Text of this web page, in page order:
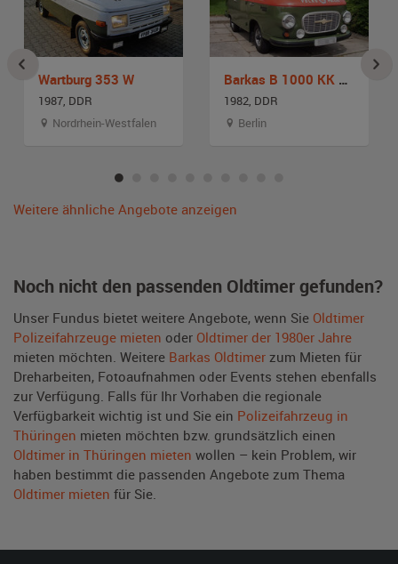
Wartburg 353 W
1987, DDR
Nordrhein-Westfalen
Barkas B 1000 KK VP
1982, DDR
Berlin
Weitere ähnliche Angebote anzeigen
Noch nicht den passenden Oldtimer gefunden?
Unser Fundus bietet weitere Angebote, wenn Sie Oldtimer
Polizeifahrzeuge mieten oder Oldtimer der 1980er Jahre
mieten möchten. Weitere Barkas Oldtimer zum Mieten für
Dreharbeiten, Fotoaufnahmen oder Events stehen ebenfalls
zur Verfügung. Falls für Ihr Vorhaben die regionale
Verfügbarkeit wichtig ist und Sie ein Polizeifahrzeug in
Thüringen mieten möchten bzw. grundsätzlich einen
Oldtimer in Thüringen mieten wollen – kein Problem, wir
haben bestimmt die passenden Angebote zum Thema
Oldtimer mieten für Sie.